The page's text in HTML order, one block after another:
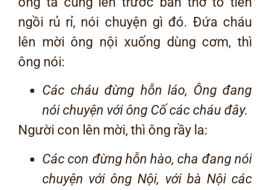
ngồi rủ rỉ, nói chuyện gì đó. Đứa cháu
lên mời ông nội xuống dùng cơm, thì
ông nói:
Các cháu đừng hỗn láo, Ông đang
nói chuyện với ông Cố các cháu đây.
Người con lên mời, thì ông rầy la:
Các con đừng hỗn hào, cha đang nói
chuyện với ông Nội, với bà Nội các